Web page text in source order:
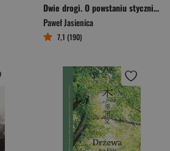
Dwie drogi. O powstaniu styczniowym
Paweł Jasienica
7,1 (190)